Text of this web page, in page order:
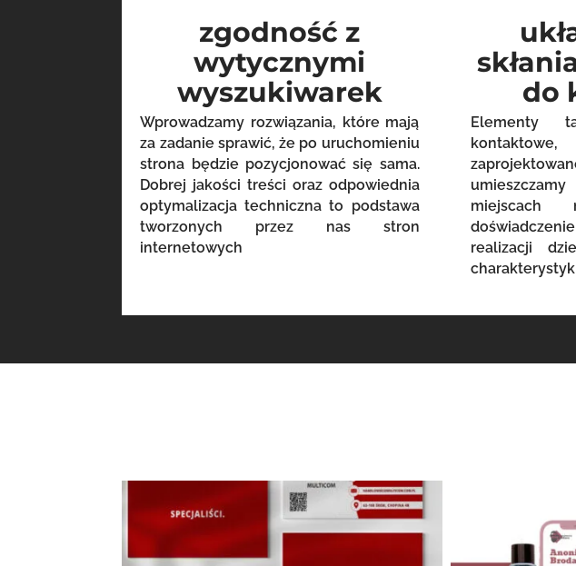
zgodność z
wytycznymi
wyszukiwarek
Wprowadzamy rozwiązania, które mają
za zadanie sprawić, że po uruchomieniu
strona będzie pozycjonować się sama.
Dobrej jakości treści oraz odpowiednia
optymalizacja techniczna to podstawa
tworzonych przez nas stron
internetowych
do
Elementy
miejscach
realizacji